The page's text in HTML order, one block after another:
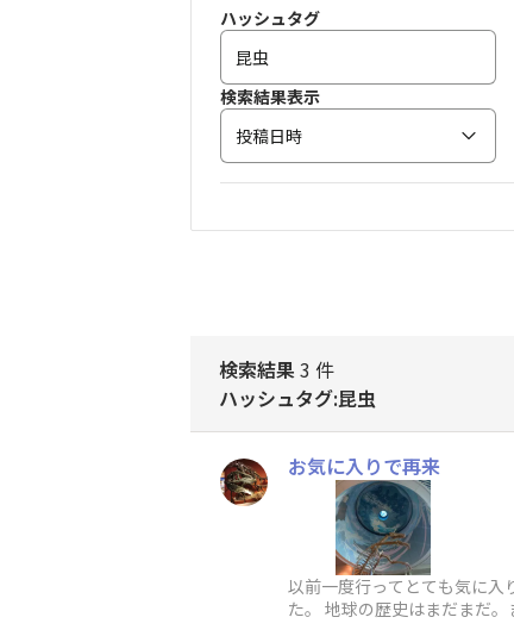
ハッシュタグ
検索結果表示
投稿日時
検索結果3 件
ハッシュタグ:昆虫
お気に入りで再来
以前一度行ってとても気に入
た。 地球の歴史はまだまだ。